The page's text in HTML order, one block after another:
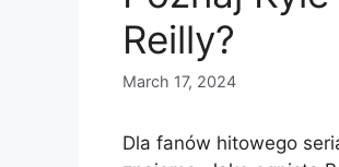
Reilly?
March 17, 2024
Dla fanów hitowego